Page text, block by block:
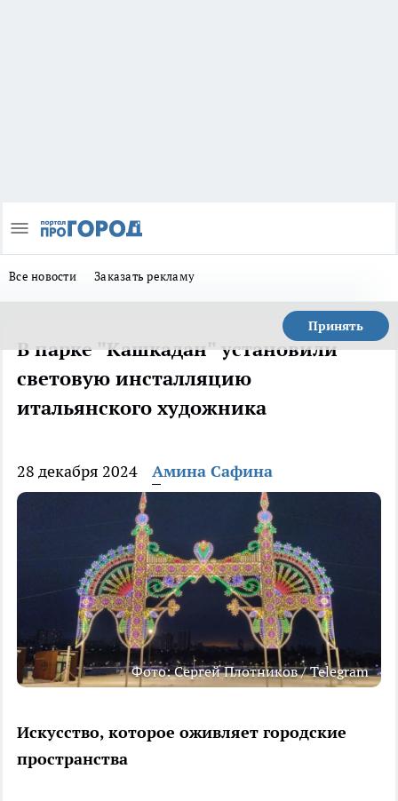
Все новости Заказать рекламу
Принять
В парке "Кашкадан" установили
световую инсталляцию
итальянского художника
28 декабря 2024 Амина Сафина
Фото: Сергей Плотников / Telegram
Искусство, которое оживляет городские
пространства